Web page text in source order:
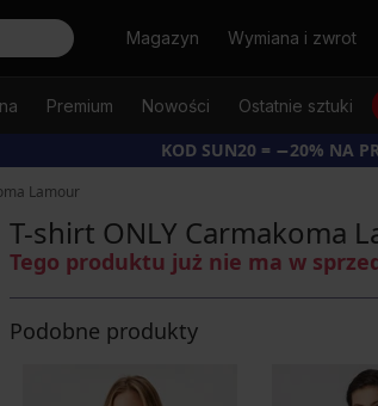
SzukajMagazyn Wymiana i zwrot
Premium Nowości Ostatnie sztuki
KOD SUN20 = −20% NA
Lamour
T-shirt ONLY Carmakoma
Tego produktu już nie ma w
Podobne produkty